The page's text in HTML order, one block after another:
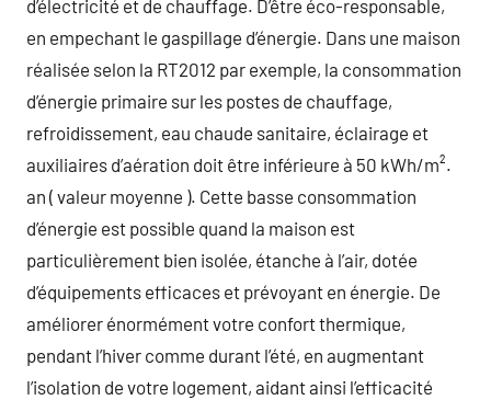
d’électricité et de chauffage. D’être éco-responsable,
en empechant le gaspillage d’énergie. Dans une maison
réalisée selon la RT2012 par exemple, la consommation
d’énergie primaire sur les postes de chauffage,
refroidissement, eau chaude sanitaire, éclairage et
auxiliaires d’aération doit être inférieure à 50 kWh/m².
an ( valeur moyenne ). Cette basse consommation
d’énergie est possible quand la maison est
particulièrement bien isolée, étanche à l’air, dotée
d’équipements efficaces et prévoyant en énergie. De
améliorer énormément votre confort thermique,
pendant l’hiver comme durant l’été, en augmentant
l’isolation de votre logement, aidant ainsi l’efficacité